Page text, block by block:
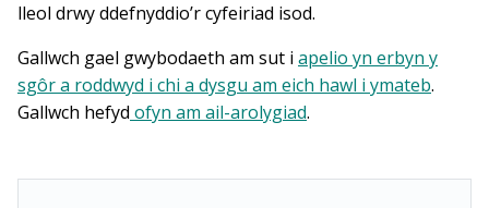
lleol drwy ddefnyddio’r cyfeiriad isod.
Gallwch gael gwybodaeth am sut i apelio yn erbyn y
sgôr a roddwyd i chi a dysgu am eich hawl i ymateb.
Gallwch hefyd ofyn am ail-arolygiad.